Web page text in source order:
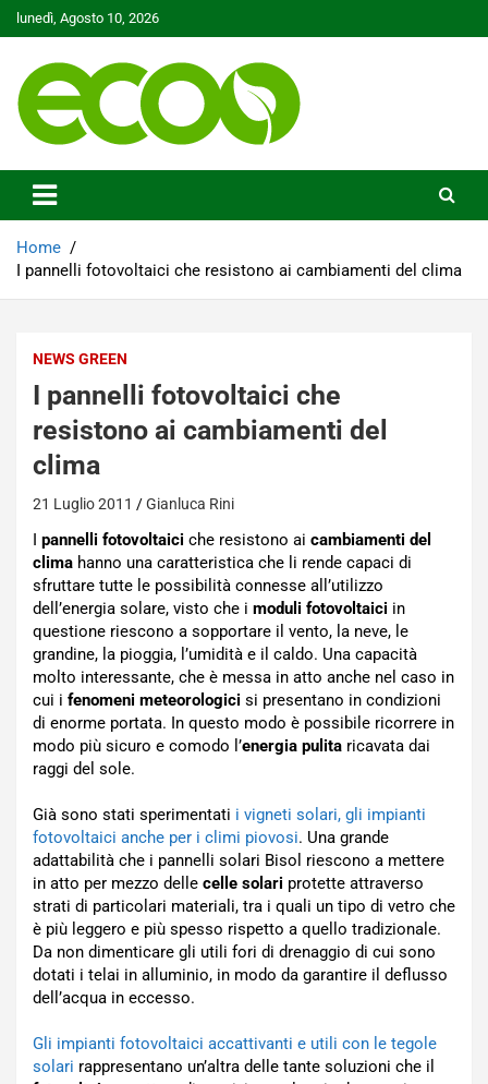
Skip
to
lunedì, Agosto 10, 2026
Ecoo.it
Home
I pannelli fotovoltaici che resistono ai cambiamenti del clima
NEWS GREEN
I pannelli fotovoltaici che
resistono ai cambiamenti del
clima
21 Luglio 2011 Gianluca Rini
I pannelli fotovoltaici che resistono ai cambiamenti del
clima hanno una caratteristica che li rende capaci di
sfruttare tutte le possibilità connesse all’utilizzo
dell’energia solare, visto che i moduli fotovoltaici in
questione riescono a sopportare il vento, la neve, le
grandine, la pioggia, l’umidità e il caldo. Una capacità
molto interessante, che è messa in atto anche nel caso in
cui i fenomeni meteorologici si presentano in condizioni
di enorme portata. In questo modo è possibile ricorrere in
modo più sicuro e comodo l’energia pulita ricavata dai
raggi del sole.
Già sono stati sperimentati i vigneti solari, gli impianti
fotovoltaici anche per i climi piovosi. Una grande
adattabilità che i pannelli solari Bisol riescono a mettere
in atto per mezzo delle celle solari protette attraverso
strati di particolari materiali, tra i quali un tipo di vetro che
è più leggero e più spesso rispetto a quello tradizionale.
Da non dimenticare gli utili fori di drenaggio di cui sono
dotati i telai in alluminio, in modo da garantire il deflusso
dell’acqua in eccesso.
Gli impianti fotovoltaici accattivanti e utili con le tegole
solari rappresentano un’altra delle tante soluzioni che il